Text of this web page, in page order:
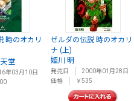
時のオカリ
堂
年03月10日
ゼルダの伝説 時のオカリ
ナ (上)
姫川 明
発売日
2000年01月28日
価格
￥535